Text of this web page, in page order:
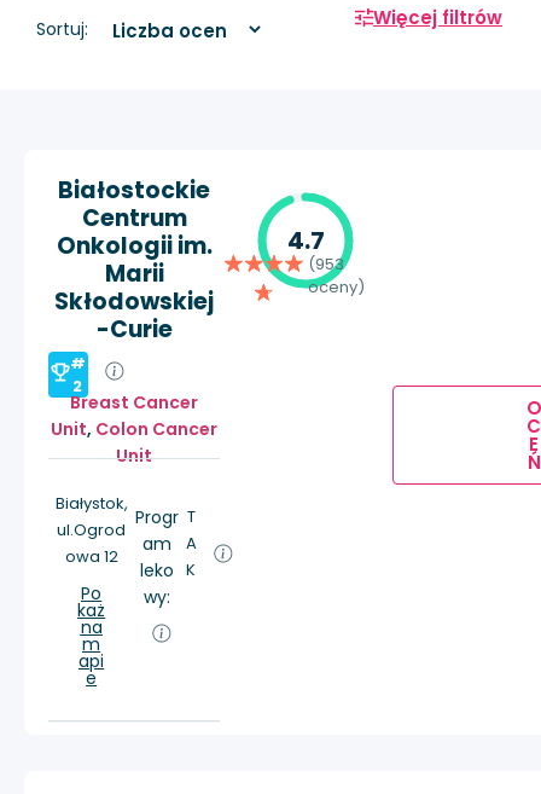
Sortuj: Więcej filtrów
Białostockie
Centrum
Onkologii im.
Marii
Skłodowskiej
-Curie
#
2
Breast Cancer
Unit, Colon Cancer
Unit
Białystok,
ul.Ogrod
owa 12
Po
każ
na
m
api
e
Progr
am
leko
wy:
T
A
K
4.7
(953
oceny)
O
C
E
Ń